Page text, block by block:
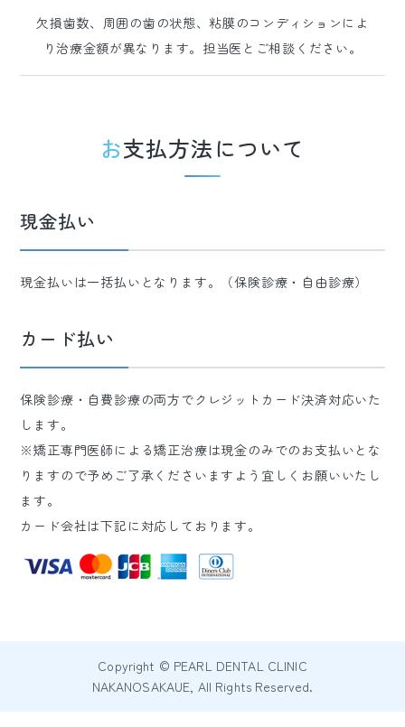
欠損歯数、周囲の歯の状態、粘膜のコンディションによ
り治療金額が異なります。担当医とご相談ください。
お支払方法について
現金払い
現金払いは一括払いとなります。（保険診療・自由診療）
カード払い
保険診療・自費診療の両方でクレジットカード決済対応いた
します。
※矯正専門医師による矯正治療は現金のみでのお支払いとな
りますので予めご了承くださいますよう宜しくお願いいたし
ます。
カード会社は下記に対応しております。
Copyright © PEARL DENTAL CLINIC
NAKANOSAKAUE, All Rights Reserved.